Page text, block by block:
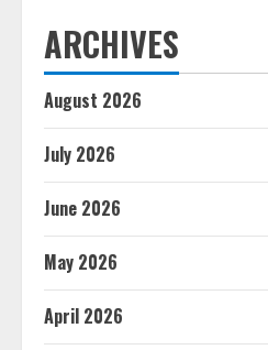
ARCHIVES
August 2026
July 2026
June 2026
May 2026
April 2026